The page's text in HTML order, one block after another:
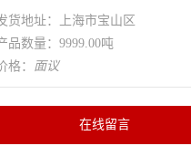
货地址：上海市宝山区
品数量：9999.00吨
格： 面议
在线留言